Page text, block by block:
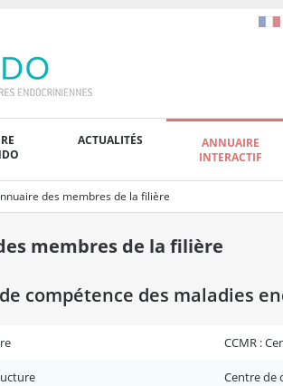
ACTUALITÉS
ANNUAIRE
INTERACTIF
des membres de la filière
membres de la filière
compétence des maladies
CCMR :
Centre de